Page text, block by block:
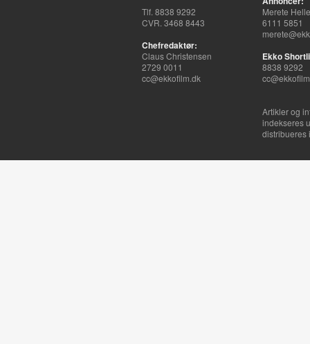
Tlf. 8838 9292
CVR. 3468 8443
Chefredaktør:
Claus Christensen
2729 0011
cc@ekkofilm.dk
Merete
6111 5851
Ekko
8838 9292
Artikler og
indekseres
distribueres